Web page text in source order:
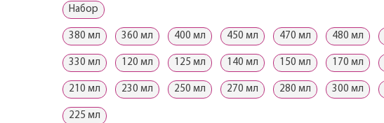
Набор
380 мл 360 мл 400 мл 450 мл 470 мл 480 мл
330 мл 120 мл 125 мл 140 мл 150 мл 170 мл
210 мл 230 мл 250 мл 270 мл 280 мл 300 мл
225 мл